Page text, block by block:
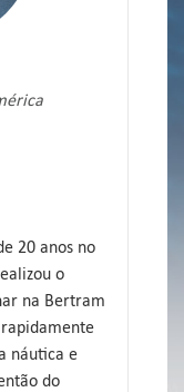
20 anos no
o
na Bertram
náutica e
do